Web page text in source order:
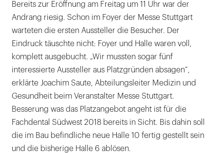
Bereits zur Eröffnung am Freitag um 11 Uhr war der
Andrang riesig. Schon im Foyer der Messe Stuttgart
warteten die ersten Aussteller die Besucher. Der
Eindruck täuschte nicht: Foyer und Halle waren voll,
komplett ausgebucht. „Wir mussten sogar fünf
interessierte Aussteller aus Platzgründen absagen“,
erklärte Joachim Saute, Abteilungsleiter Medizin und
Gesundheit beim Veranstalter Messe Stuttgart.
Besserung was das Platzangebot angeht ist für die
Fachdental Südwest 2018 bereits in Sicht. Bis dahin soll
die im Bau befindliche neue Halle 10 fertig gestellt sein
und die bisherige Halle 6 ablösen.